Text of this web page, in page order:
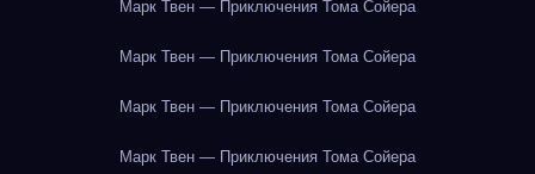
Марк Твен — Приключения Тома Сойера
Марк Твен — Приключения Тома Сойера
Марк Твен — Приключения Тома Сойера
Марк Твен — Приключения Тома Сойера